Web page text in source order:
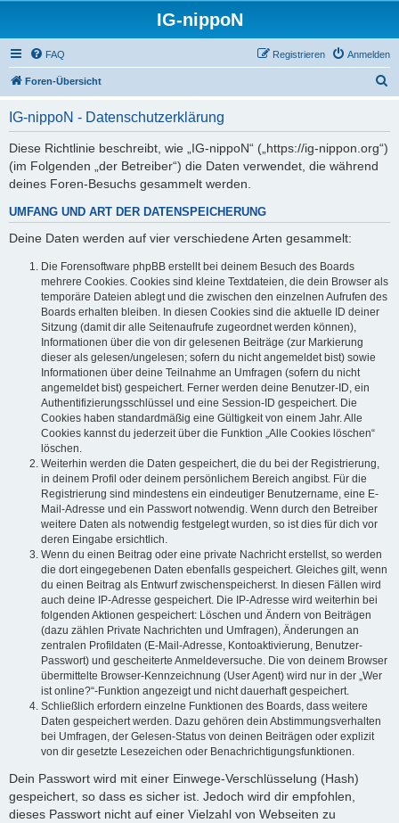
IG-nippoN
FAQ Anmelden
Registrieren
Foren-Übersicht
IG-nippoN - Datenschutzerklärung
Diese Richtlinie beschreibt, wie „IG-nippoN“ („https://ig-nippon.org“)
(im Folgenden „der Betreiber“) die Daten verwendet, die während
deines Foren-Besuchs gesammelt werden.
UMFANG UND ART DER DATENSPEICHERUNG
Deine Daten werden auf vier verschiedene Arten gesammelt:
Die Forensoftware phpBB erstellt bei deinem Besuch des Boards
mehrere Cookies. Cookies sind kleine Textdateien, die dein Browser als
temporäre Dateien ablegt und die zwischen den einzelnen Aufrufen des
Boards erhalten bleiben. In diesen Cookies sind die aktuelle ID deiner
Sitzung (damit dir alle Seitenaufrufe zugeordnet werden können),
Informationen über die von dir gelesenen Beiträge (zur Markierung
dieser als gelesen/ungelesen; sofern du nicht angemeldet bist) sowie
Informationen über deine Teilnahme an Umfragen (sofern du nicht
angemeldet bist) gespeichert. Ferner werden deine Benutzer-ID, ein
Authentifizierungsschlüssel und eine Session-ID gespeichert. Die
Cookies haben standardmäßig eine Gültigkeit von einem Jahr. Alle
Cookies kannst du jederzeit über die Funktion „Alle Cookies löschen“
löschen.
Weiterhin werden die Daten gespeichert, die du bei der Registrierung,
in deinem Profil oder deinem persönlichem Bereich angibst. Für die
Registrierung sind mindestens ein eindeutiger Benutzername, eine E-
Mail-Adresse und ein Passwort notwendig. Wenn durch den Betreiber
weitere Daten als notwendig festgelegt wurden, so ist dies für dich vor
deren Eingabe ersichtlich.
Wenn du einen Beitrag oder eine private Nachricht erstellst, so werden
die dort eingegebenen Daten ebenfalls gespeichert. Gleiches gilt, wenn
du einen Beitrag als Entwurf zwischenspeicherst. In diesen Fällen wird
auch deine IP-Adresse gespeichert. Die IP-Adresse wird weiterhin bei
folgenden Aktionen gespeichert: Löschen und Ändern von Beiträgen
(dazu zählen Private Nachrichten und Umfragen), Änderungen an
zentralen Profildaten (E-Mail-Adresse, Kontoaktivierung, Benutzer-
Passwort) und gescheiterte Anmeldeversuche. Die von deinem Browser
übermittelte Browser-Kennzeichnung (User Agent) wird nur in der „Wer
ist online?“-Funktion angezeigt und nicht dauerhaft gespeichert.
Schließlich erfordern einzelne Funktionen des Boards, dass weitere
Daten gespeichert werden. Dazu gehören dein Abstimmungsverhalten
bei Umfragen, der Gelesen-Status von deinen Beiträgen oder explizit
von dir gesetzte Lesezeichen oder Benachrichtigungsfunktionen.
Dein Passwort wird mit einer Einwege-Verschlüsselung (Hash)
gespeichert, so dass es sicher ist. Jedoch wird dir empfohlen,
dieses Passwort nicht auf einer Vielzahl von Webseiten zu